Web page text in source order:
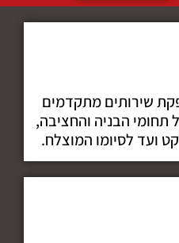
שירותים מתקדמים
תחומי הבניה והחציבה,
ועד לסיומו המוצלח.